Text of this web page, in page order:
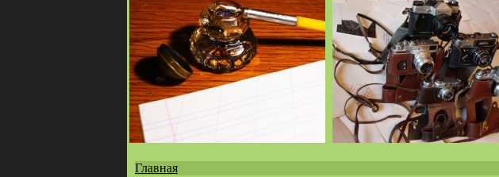
Главная